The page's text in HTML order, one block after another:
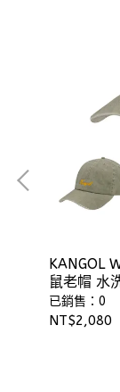
KANGOL
鼠老帽 水
已銷售：0
NT$2,080